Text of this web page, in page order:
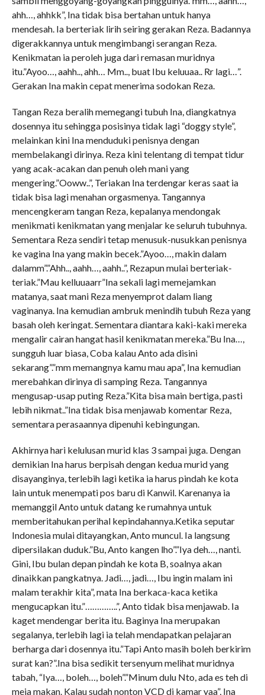
ahh…, ahhkk”, Ina tidak bisa bertahan untuk hanya
mendesah. Ia berteriak lirih seiring gerakan Reza. Badannya
digerakkannya untuk mengimbangi serangan Reza.
Kenikmatan ia peroleh juga dari remasan muridnya
itu.”Ayoo…, aahh.., ahh… Mm.., buat Ibu keluuaa.. Rr lagi…”.
Gerakan Ina makin cepat menerima sodokan Reza.
Tangan Reza beralih memegangi tubuh Ina, diangkatnya
dosennya itu sehingga posisinya tidak lagi “doggy style”,
melainkan kini Ina menduduki penisnya dengan
membelakangi dirinya. Reza kini telentang di tempat tidur
yang acak-acakan dan penuh oleh mani yang
mengering.”Ooww..”, Teriakan Ina terdengar keras saat ia
tidak bisa lagi menahan orgasmenya. Tangannya
mencengkeram tangan Reza, kepalanya mendongak
menikmati kenikmatan yang menjalar ke seluruh tubuhnya.
Sementara Reza sendiri tetap menusuk-nusukkan penisnya
ke vagina Ina yang makin becek.”Ayoo…, makin dalam
dalamm”.”Ahh.., aahh…, aahh..”, Rezapun mulai berteriak-
teriak.”Mau kelluuaarr”Ina sekali lagi memejamkan
matanya, saat mani Reza menyemprot dalam liang
vaginanya. Ina kemudian ambruk menindih tubuh Reza yang
basah oleh keringat. Sementara diantara kaki-kaki mereka
mengalir cairan hangat hasil kenikmatan mereka.”Bu Ina…,
sungguh luar biasa, Coba kalau Anto ada disini
sekarang”.”mm memangnya kamu mau apa”, Ina kemudian
merebahkan dirinya di samping Reza. Tangannya
mengusap-usap puting Reza.”Kita bisa main bertiga, pasti
lebih nikmat..”Ina tidak bisa menjawab komentar Reza,
sementara perasaannya dipenuhi kebingungan.
Akhirnya hari kelulusan murid klas 3 sampai juga. Dengan
demikian Ina harus berpisah dengan kedua murid yang
disayanginya, terlebih lagi ketika ia harus pindah ke kota
lain untuk menempati pos baru di Kanwil. Karenanya ia
memanggil Anto untuk datang ke rumahnya untuk
memberitahukan perihal kepindahannya.Ketika seputar
Indonesia mulai ditayangkan, Anto muncul. Ia langsung
dipersilakan duduk.”Bu, Anto kangen lho”.”Iya deh…, nanti.
Gini, Ibu bulan depan pindah ke kota B, soalnya akan
dinaikkan pangkatnya. Jadi…, jadi…, Ibu ingin malam ini
malam terakhir kita”, mata Ina berkaca-kaca ketika
mengucapkan itu.”…………..”, Anto tidak bisa menjawab. Ia
kaget mendengar berita itu. Baginya Ina merupakan
segalanya, terlebih lagi ia telah mendapatkan pelajaran
berharga dari dosennya itu.”Tapi Anto masih boleh berkirim
surat kan?”.Ina bisa sedikit tersenyum melihat muridnya
tabah, “Iya…, boleh…, boleh”.”Minum dulu Nto, ada es teh di
meja makan. Kalau sudah nonton VCD di kamar yaa”, Ina